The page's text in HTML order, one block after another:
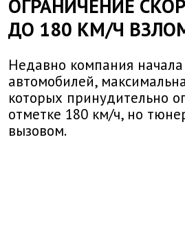
ОГРАНИЧЕНИЕ
ДО 180 КМ/Ч
Недавно компания
автомобилей,
которых принудительно
отметке 180 км/ч, но
вызовом.